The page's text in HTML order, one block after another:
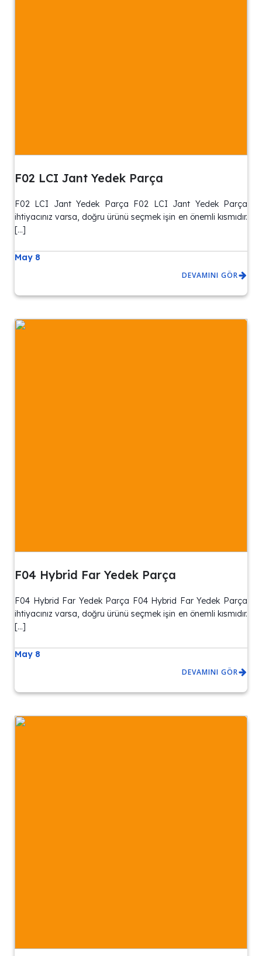
F02 LCI Jant Yedek Parça
F02 LCI Jant Yedek Parça F02 LCI Jant Yedek Parça
ihtiyacınız varsa, doğru ürünü seçmek işin en önemli kısmıdır.
[…]
May 8
DEVAMINI GÖR
F04 Hybrid Far Yedek Parça
F04 Hybrid Far Yedek Parça F04 Hybrid Far Yedek Parça
ihtiyacınız varsa, doğru ürünü seçmek işin en önemli kısmıdır.
[…]
May 8
DEVAMINI GÖR